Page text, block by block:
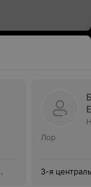
Лор
3-я